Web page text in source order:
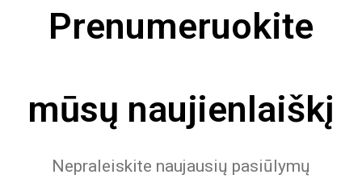
Prenumeruokite
mūsų naujienlaiškį
Nepraleiskite naujausių pasiūlymų